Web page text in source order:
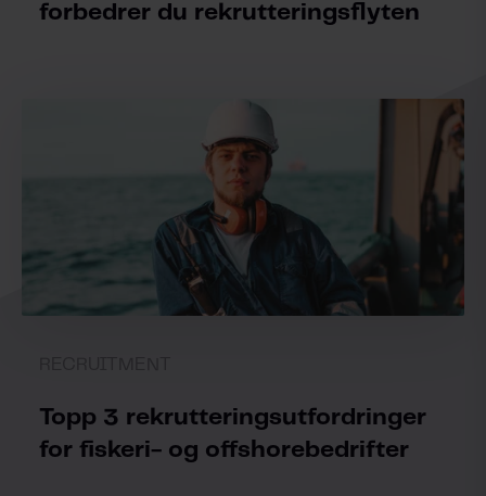
forbedrer du rekrutteringsflyten
Topp 3 rekrutteringsutfordringer
for fiskeri- og offshorebedrifter